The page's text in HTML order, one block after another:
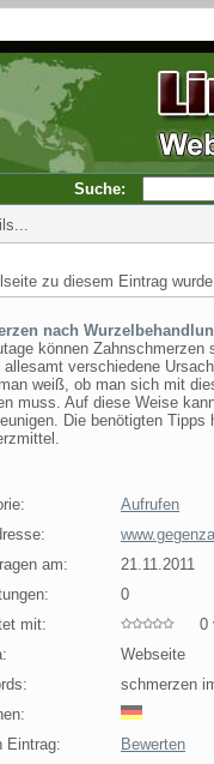
Suche:
zu diesem Eintrag
nach
können
allesamt verschiedene
weiß, ob man sich mit
muss. Auf diese Weise
Die benötigten
Aufrufen
am:
21.11.2011
0
mit:
0
Webseite
schmerzen
Eintrag:
Bewerten